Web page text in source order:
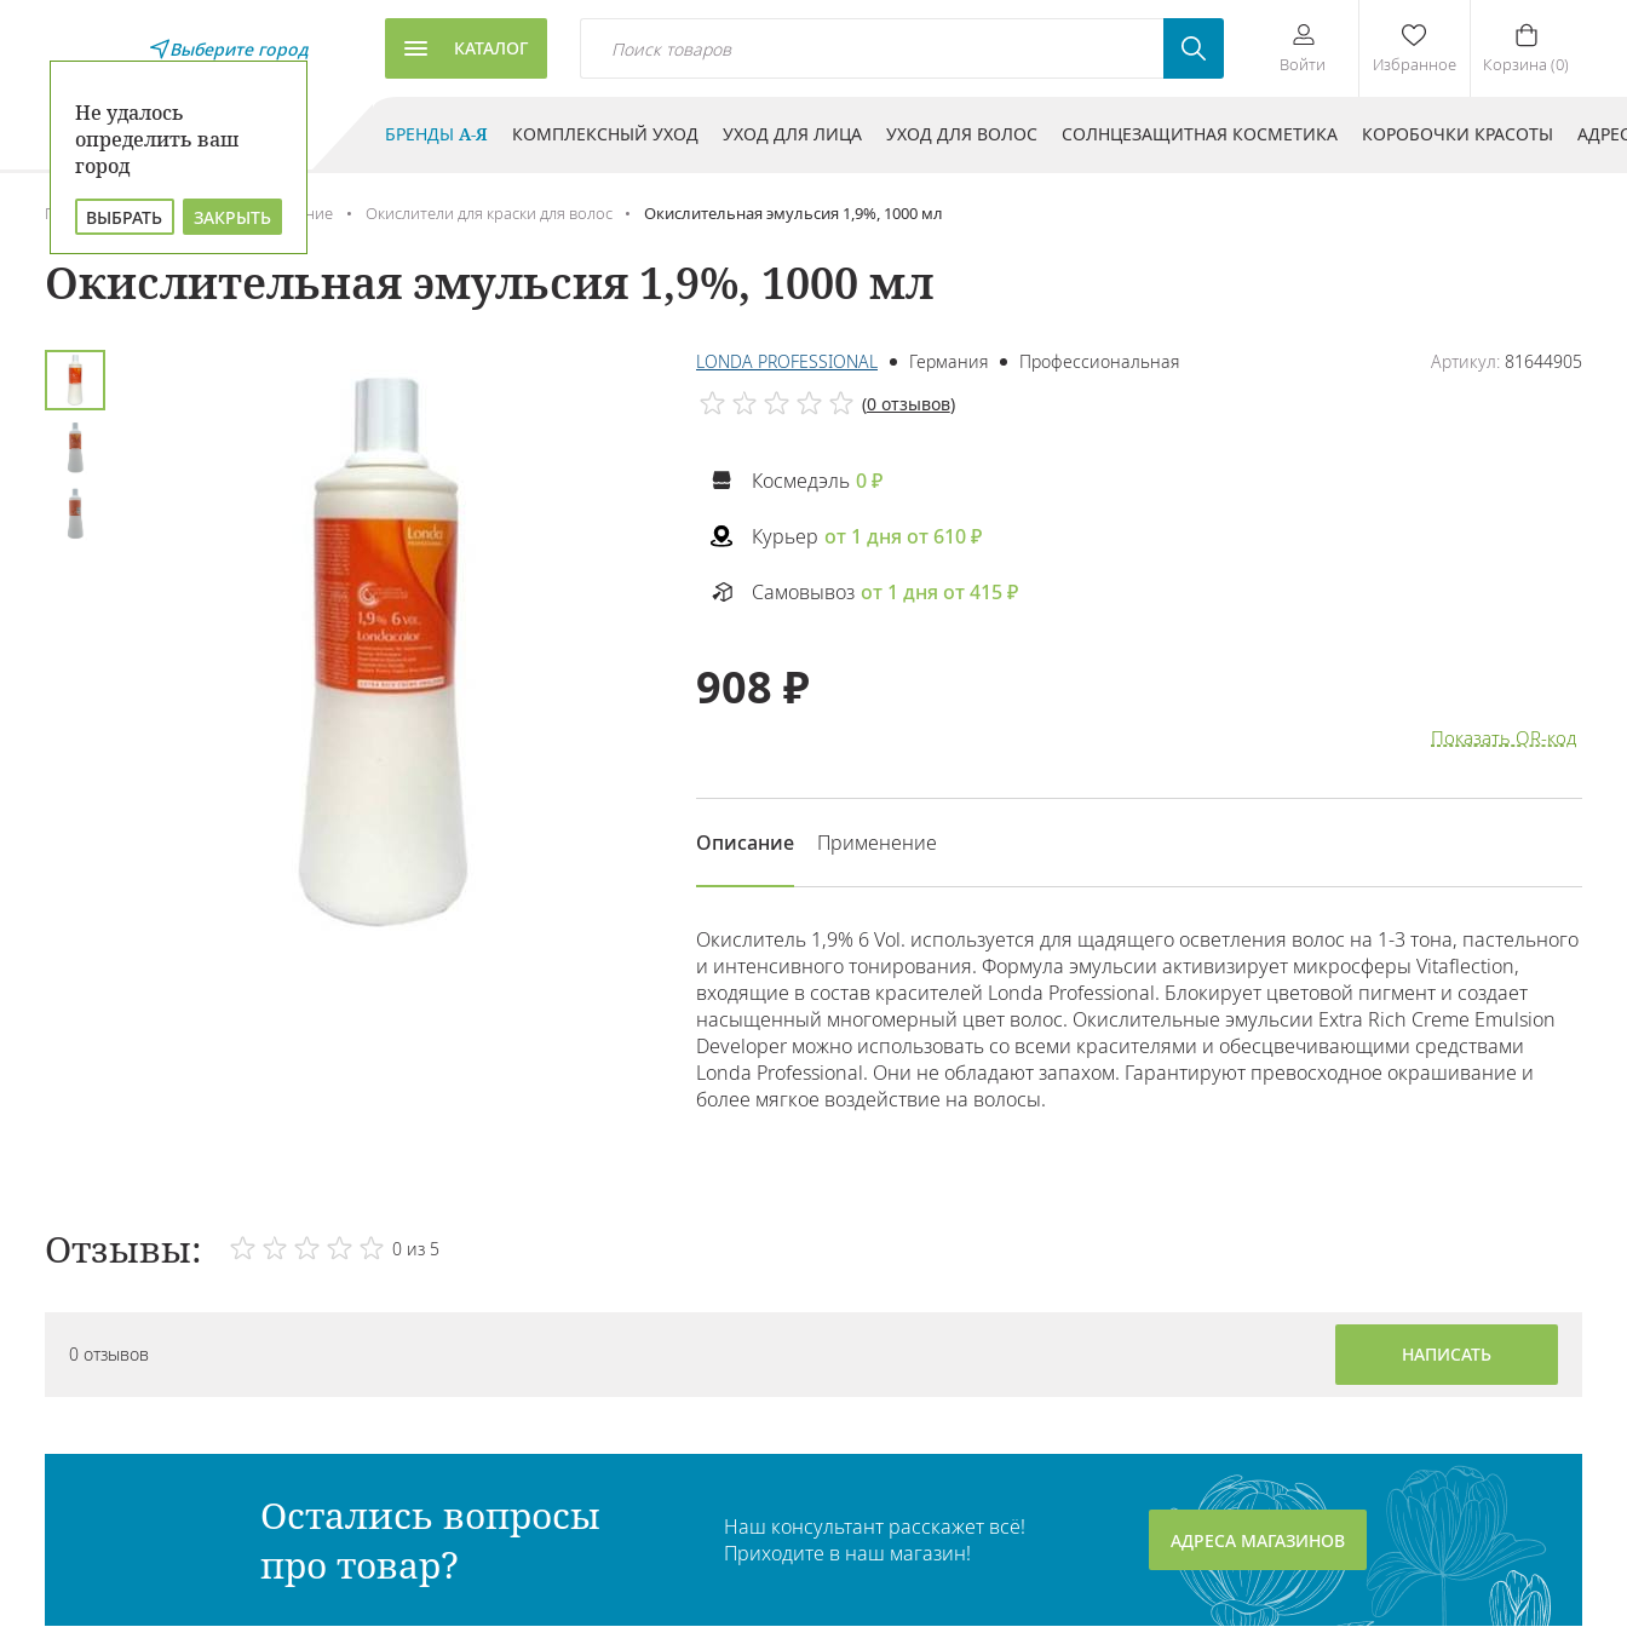
Выберите город
Не удалось
определить ваш
город
ВЫБРАТЬ ЗАКРЫТЬ
КАТАЛОГ
Войти Избранное Корзина (0)
БРЕНДЫ А-Я КОМПЛЕКСНЫЙ УХОД УХОД ДЛЯ ЛИЦА УХОД ДЛЯ ВОЛОС СОЛНЦЕЗАЩИТНАЯ КОСМЕТИКА КОРОБОЧКИ КРАСОТЫ
Главная Каталог Окрашивание Окислители для краски для волос Окислительная эмульсия 1,9%, 1000 мл
Окислительная эмульсия 1,9%, 1000 мл
LONDA PROFESSIONAL Германия Профессиональная Артикул: 81644905
(0 отзывов)
Космедэль 0 ₽
Курьер от 1 дня от 610 ₽
Самовывоз от 1 дня от 415 ₽
908 ₽
Показать QR-код
Описание Применение
Окислитель 1,9% 6 Vol. используется для щадящего осветления волос на 1-3 тона, пастельного
и интенсивного тонирования. Формула эмульсии активизирует микросферы Vitaflection,
входящие в состав красителей Londa Professional. Блокирует цветовой пигмент и создает
насыщенный многомерный цвет волос. Окислительные эмульсии Extra Rich Creme Emulsion
Developer можно использовать со всеми красителями и обесцвечивающими средствами
Londa Professional. Они не обладают запахом. Гарантируют превосходное окрашивание и
более мягкое воздействие на волосы.
Отзывы: 0 из 5
0 отзывов НАПИСАТЬ
Остались вопросы
про товар?
Наш консультант расскажет всё!
Приходите в наш магазин!
АДРЕСА МАГАЗИНОВ